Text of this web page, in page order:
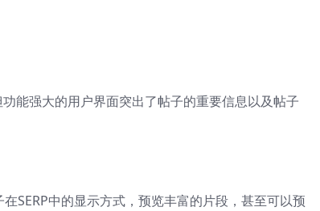
能强大的用户界面突出了帖子的重要信息以及帖子
SERP中的显示方式，预览丰富的片段，甚至可以预